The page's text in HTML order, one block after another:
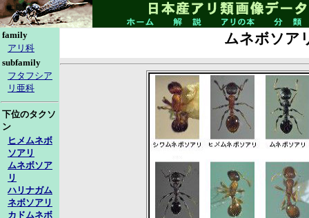
family
アリ科
subfamily
フタフシア
リ亜科
下位のタクソ
ン
ヒメムネボ
ソアリ
ムネボソア
リ
ハリナガム
ネボソアリ
カドムネボ
ムネボソア